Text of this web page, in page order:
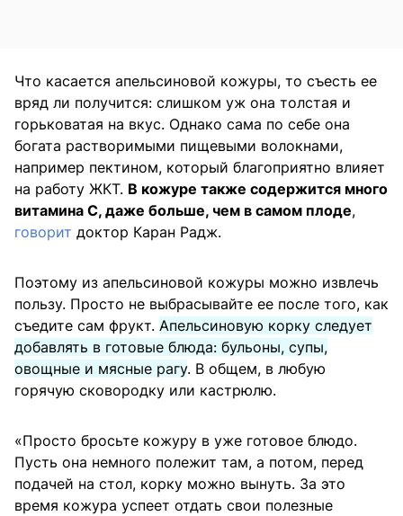
Что касается апельсиновой кожуры, то съесть ее
вряд ли получится: слишком уж она толстая и
горьковатая на вкус. Однако сама по себе она
богата растворимыми пищевыми волокнами,
например пектином, который благоприятно влияет
на работу ЖКТ. В кожуре также содержится много
витамина С, даже больше, чем в самом плоде,
говорит доктор Каран Радж.
Поэтому из апельсиновой кожуры можно извлечь
пользу. Просто не выбрасывайте ее после того, как
съедите сам фрукт. Апельсиновую корку следует
добавлять в готовые блюда: бульоны, супы,
овощные и мясные рагу. В общем, в любую
горячую сковородку или кастрюлю.
«Просто бросьте кожуру в уже готовое блюдо.
Пусть она немного полежит там, а потом, перед
подачей на стол, корку можно вынуть. За это
время кожура успеет отдать свои полезные